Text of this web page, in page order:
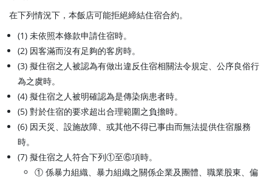
在下列情況下，本飯店可能拒絕締結住宿合約。
(1) 未依照本條款申請住宿時。
(2) 因客滿而沒有足夠的客房時。
(3) 擬住宿之人被認為有做出違反住宿相關法令規定、公序良俗行
為之虞時。
(4) 擬住宿之人被明確認為是傳染病患者時。
(5) 對於住宿的要求超出合理範圍之負擔時。
(6) 因天災、設施故障、或其他不得已事由而無法提供住宿服務
時。
(7) 擬住宿之人符合下列①至⑥項時。
① 係暴力組織、暴力組織之關係企業及團體、職業股東、偏